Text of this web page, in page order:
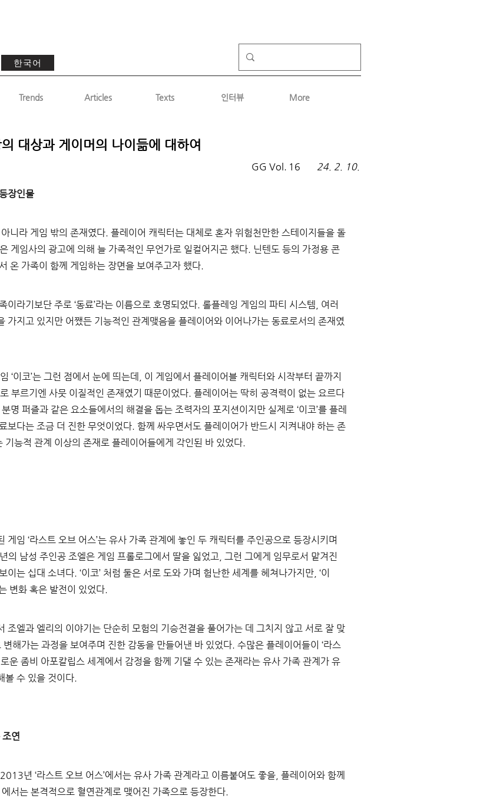
한국어
Trends Articles Texts 인터뷰 More
대상과 게이머의 나이듦에 대하여
16
GG Vol. 24. 2. 10.
장인물
니라 게임 밖의 존재였다. 플레이어 캐릭터는 대체로 혼자 위험천만한 스테이지들을 돌
게임사의 광고에 의해 늘 가족적인 무언가로 일컬어지곤 했다. 닌텐도 등의 가정용 콘
온 가족이 함께 게임하는 장면을 보여주고자 했다.
이라기보단 주로 ‘동료’라는 이름으로 호명되었다. 롤플레잉 게임의 파티 시스템 여러
가지고 있지만 어쨌든 기능적인 관계맺음을 플레이어와 이어나가는 동료로서의 존재였
‘이코’는 그런 점에서 눈에 띄는데
이 게임에서 플레이어블 캐릭터와 시작부터 끝까지
부르기엔 사뭇 이질적인 존재였기 때문이었다. 플레이어는 딱히 공격력이 없는 요르다
분명 퍼즐과 같은 요소들에서의 해결을 돕는 조력자의 포지션이지만 실제로 ‘이코’를 플레
보다는 조금 더 진한 무엇이었다. 함께 싸우면서도 플레이어가 반드시 지켜내야 하는 존
능적 관계 이상의 존재로 플레이어들에게 각인된 바 있었다.
게임 ‘라스트 오브 어스’는 유사 가족 관계에 놓인 두 캐릭터를 주인공으로 등장시키며
의 남성 주인공 조엘은 게임 프롤로그에서 딸을 잃었고 그런 그에게 임무로서 맡겨진
이는 십대 소녀다. ‘이코’ 처럼 둘은 서로 도와 가며 험난한 세계를 헤쳐나가지만 , ‘이
변화 혹은 발전이 있었다.
조엘과 엘리의 이야기는 단순히 모험의 기승전결을 풀어가는 데 그치지 않고 서로 잘 맞
해가는 과정을 보여주며 진한 감동을 만들어낸 바 있었다. 수많은 플레이어들이 ‘라스
운 좀비 아포칼립스 세계에서 감정을 함께 기댈 수 있는 존재라는 유사 가족 관계가 유
볼 수 있을 것이다.
연
, 2013년 ‘라스트 오브 어스’에서는 유사 가족 관계라고 이름붙여도 좋을 플레이어와 함께
에서는 본격적으로 혈연관계로 맺어진 가족으로 등장한다.